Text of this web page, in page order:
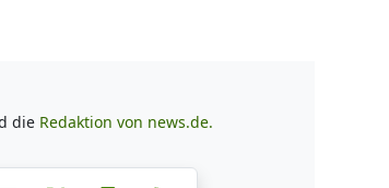
die Redaktion von news.de.